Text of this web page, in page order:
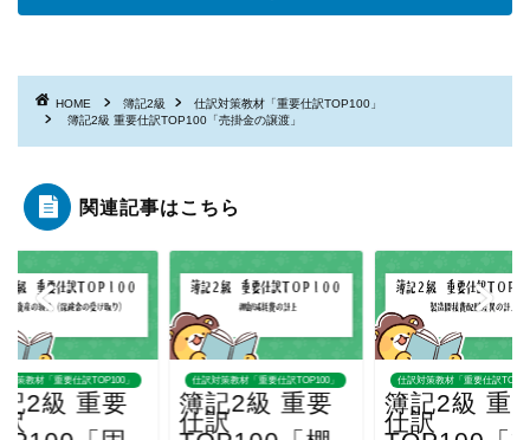
HOME 簿記2級
仕訳対策教材「重要仕訳TOP100」
簿記2級 重要仕訳TOP100「売掛金の譲渡」
関連記事はこちら
対策教材「重要仕訳TOP100」
2級 重要
仕訳対策教材「重要仕訳TOP100」
簿記2級 重要
仕訳
仕訳対策教材「重要仕訳
簿記2級 重
仕訳